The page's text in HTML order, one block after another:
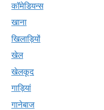
कॉमेडियन्स
खाना
खिलाड़ियों
खेल
खेलकूद
गाड़ियां
गानेबाज